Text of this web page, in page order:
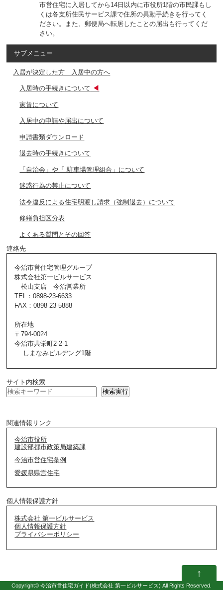
市営住宅に入居してから14日以内に市役所1階の市民課もし
くは各支所住民サービス課で住所の異動手続きを行ってく
ださい。また、郵便局へ転居したことの届出も行ってくだ
さい。
サブメニュー
入居が決定した方 入居中の方へ
入居時の手続きについて
家賃について
入居中の申請や届出について
申請書類ダウンロード
退去時の手続きについて
「自治会」や「 駐車場管理組合」について
迷惑行為の禁止について
法令違反による住宅明渡し請求（強制退去）について
修繕負担区分表
よくある質問とその回答
連絡先
今治市営住宅管理グループ
株式会社第一ビルサービス
松山支店 今治営業所
TEL：0898-23-6633
FAX：0898-23-5888
所在地
〒794-0024
今治市共栄町2-2-1
しまなみビルヂング1階
サイト内検索
検索実行
関連情報リンク
今治市役所
建設部都市政策局建築課
今治市営住宅条例
愛媛県県営住宅
個人情報保護方針
株式会社 第一ビルサービス
個人情報保護方針
プライバシーポリシー
↑
Copyright© 今治市営住宅ガイド(株式会社 第一ビルサービス) All Rights Reserved.